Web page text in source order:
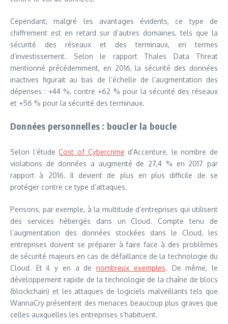
Cependant, malgré les avantages évidents, ce type de
chiffrement est en retard sur d’autres domaines, tels que la
sécurité des réseaux et des terminaux, en termes
d’investissement. Selon le rapport Thales Data Threat
mentionné précédemment, en 2016, la sécurité des données
inactives figurait au bas de l’échelle de l’augmentation des
dépenses : +44 %, contre +62 % pour la sécurité des réseaux
et +56 % pour la sécurité des terminaux.
Données personnelles : boucler la boucle
Selon l’étudeCost of Cybercrime d’Accenture, le nombre de
violations de données a augmenté de 27,4 % en 2017 par
rapport à 2016. Il devient de plus en plus difficile de se
protéger contre ce type d’attaques.
Pensons, par exemple, à la multitude d’entreprises qui utilisent
des services hébergés dans un Cloud. Compte tenu de
l’augmentation des données stockées dans le Cloud, les
entreprises doivent se préparer à faire face à des problèmes
de sécurité majeurs en cas de défaillance de la technologie du
Cloud. Et il y en a denombreux exemples. De même, le
développement rapide de la technologie de la chaîne de blocs
(blockchain) et les attaques de logiciels malveillants tels que
WannaCry présentent des menaces beaucoup plus graves que
celles auxquelles les entreprises s’habituent.